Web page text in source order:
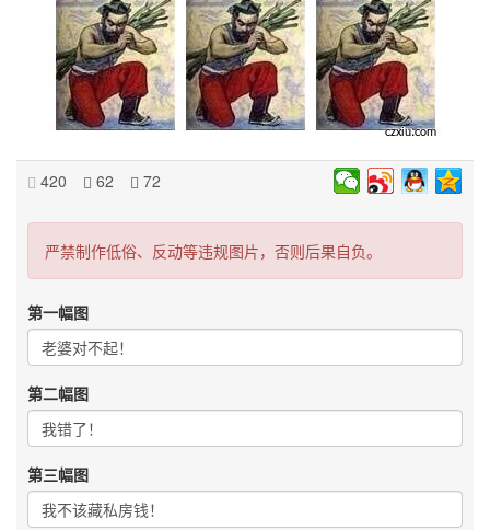
420 62 72
严禁制作低俗、反动等违规图片，否则后果自负。
第一幅图
第二幅图
第三幅图